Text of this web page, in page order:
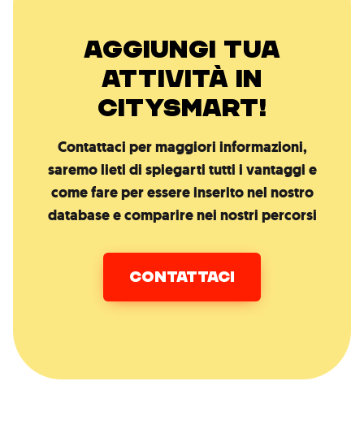
AGGIUNGI TUA
ATTIVITÀ IN
CITYSMART!
Contattaci per maggiori informazioni,
saremo lieti di spiegarti tutti i vantaggi e
come fare per essere inserito nel nostro
database e comparire nei nostri percorsi
CONTATTACI